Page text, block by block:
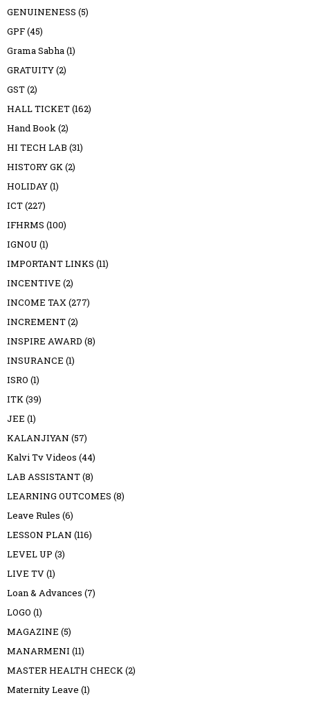
GENUINENESS (5)
GPF(45)
Grama Sabha(1)
GRATUITY(2)
GST(2)
HALL TICKET(162)
Hand Book(2)
HI TECH LAB (31)
HISTORY GK(2)
HOLIDAY(1)
ICT(227)
IFHRMS (100)
IGNOU (1)
IMPORTANT LINKS (11)
INCENTIVE (2)
INCOME TAX(277)
INCREMENT(2)
INSPIRE AWARD (8)
INSURANCE (1)
ISRO (1)
ITK(39)
JEE (1)
KALANJIYAN (57)
Kalvi Tv Videos (44)
LAB ASSISTANT(8)
LEARNING OUTCOMES (8)
Leave Rules (6)
LESSON PLAN (116)
LEVEL UP (3)
LIVE TV(1)
Loan & Advances (7)
LOGO (1)
MAGAZINE (5)
MANARMENI (11)
MASTER HEALTH CHECK(2)
Maternity Leave (1)